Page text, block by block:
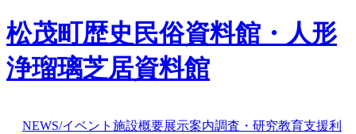
松茂町歴史民俗資料館・人形
浄瑠璃芝居資料館
NEWS/イベント 施設概要展示案内調査・研究教育支援利